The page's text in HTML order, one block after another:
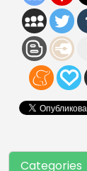
Categories